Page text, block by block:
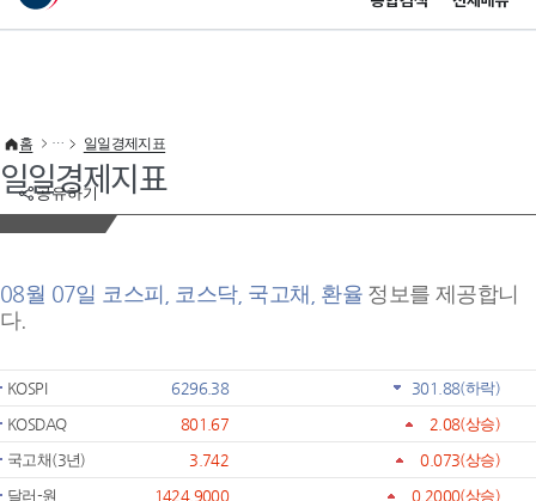
이 누리집은 대한민국 공식 전자정부 누리집입니다.
공유하기
홈 일일경제지표
일일경제지표
08월 07일 코스피, 코스닥, 국고채, 환율 정보를 제공합니
다.
KOSPI 6296.38 301.88(하락)
KOSDAQ
801.67 2.08(상승)
국고채(3년)
3.742 0.073(상승)
달러-원
1424.9000 0.2000(상승)